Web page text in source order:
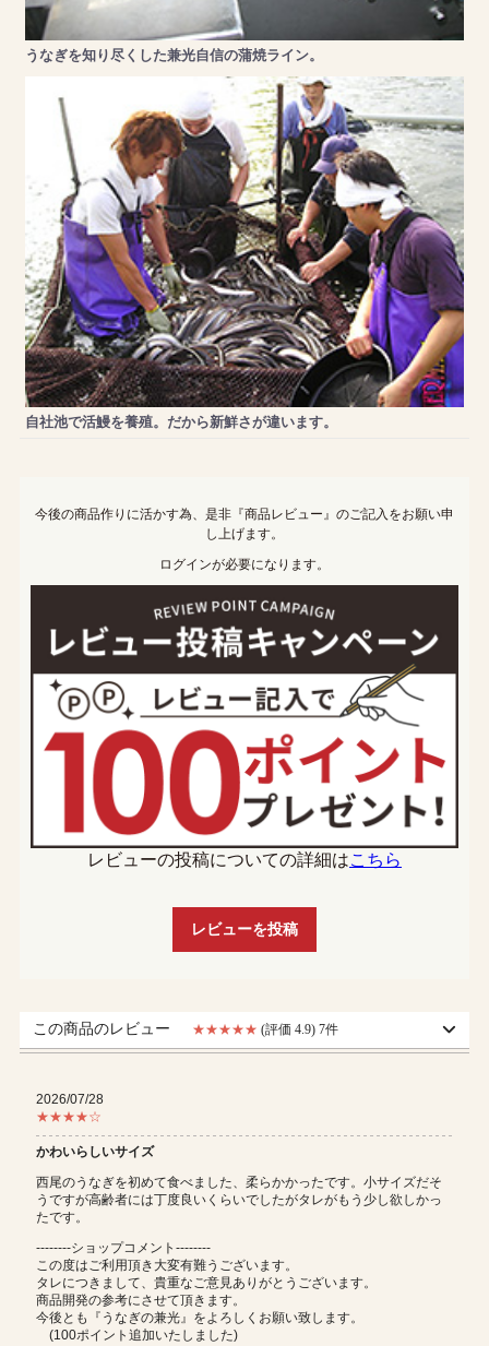
うなぎを知り尽くした兼光自信の蒲焼ライン。
自社池で活鰻を養殖。だから新鮮さが違います。
今後の商品作りに活かす為、是非『商品レビュー』のご記入をお願い申
し上げます。
ログインが必要になります。
レビューの投稿についての詳細はこちら
レビューを投稿
この商品のレビュー ★★★★★ (評価 4.9) 7件
2026/07/28
★★★★☆
かわいらしいサイズ
西尾のうなぎを初めて食べました、柔らかかったです。小サイズだそ
うですが高齢者には丁度良いくらいでしたがタレがもう少し欲しかっ
たです。
--------ショップコメント--------
この度はご利用頂き大変有難うございます。
タレにつきまして、貴重なご意見ありがとうございます。
商品開発の参考にさせて頂きます。
今後とも『うなぎの兼光』をよろしくお願い致します。
(100ポイント追加いたしました)